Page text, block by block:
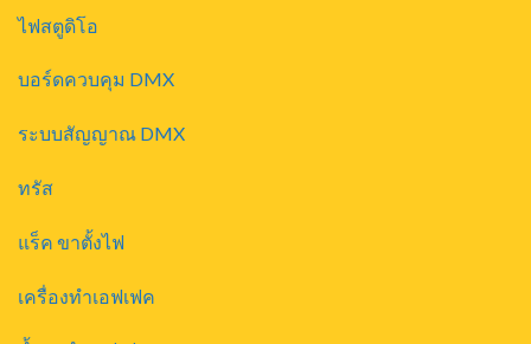
ไฟสตูดิโอ
บอร์ดควบคุม DMX
ระบบสัญญาณ DMX
ทรัส
แร็ค ขาตั้งไฟ
เครื่องทำเอฟเฟค